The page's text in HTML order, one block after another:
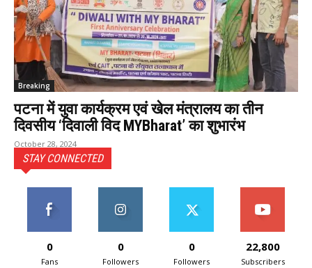
Breaking
पटना में युवा कार्यक्रम एवं खेल मंत्रालय का तीन
दिवसीय ‘दिवाली विद MYBharat’ का शुभारंभ
October 28, 2024
STAY CONNECTED
0
Fans
0
Followers
0
Followers
22,800
Subscribers